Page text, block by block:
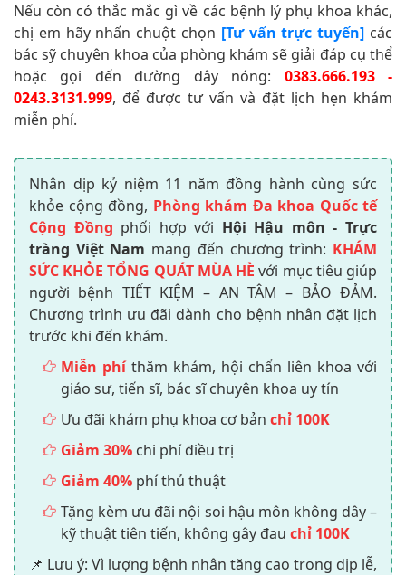
Nếu còn có thắc mắc gì về các bệnh lý phụ khoa khác,
chị em hãy nhấn chuột chọn [Tư vấn trực tuyến] các
bác sỹ chuyên khoa của phòng khám sẽ giải đáp cụ thể
hoặc gọi đến đường dây nóng: 0383.666.193 -
0243.3131.999, để được tư vấn và đặt lịch hẹn khám
miễn phí.
Nhân dịp kỷ niệm 11 năm đồng hành cùng sức
khỏe cộng đồng, Phòng khám Đa khoa Quốc tế
Cộng Đồng phối hợp với Hội Hậu môn - Trực
tràng Việt Nam mang đến chương trình: KHÁM
SỨC KHỎE TỔNG QUÁT MÙA HÈ với mục tiêu giúp
người bệnh TIẾT KIỆM – AN TÂM – BẢO ĐẢM.
Chương trình ưu đãi dành cho bệnh nhân đặt lịch
trước khi đến khám.
Miễn phíthăm khám, hội chẩn liên khoa với
giáo sư, tiến sĩ, bác sĩ chuyên khoa uy tín
Ưu đãi khám phụ khoa cơ bản chỉ 100K
Giảm 30% chi phí điều trị
Giảm 40% phí thủ thuật
Tặng kèm ưu đãi nội soi hậu môn không dây –
kỹ thuật tiên tiến, không gây đau chỉ 100K
📌 Lưu ý: Vì lượng bệnh nhân tăng cao trong dịp lễ,